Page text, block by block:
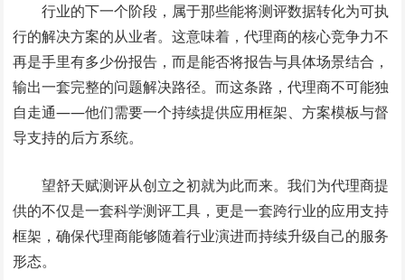
行业的下一个阶段，属于那些能将测评数据转化为可执
行的解决方案的从业者。这意味着，代理商的核心竞争力不
再是手里有多少份报告，而是能否将报告与具体场景结合，
输出一套完整的问题解决路径。而这条路，代理商不可能独
自走通——他们需要一个持续提供应用框架、方案模板与督
导支持的后方系统。
望舒天赋测评从创立之初就为此而来。我们为代理商提
供的不仅是一套科学测评工具，更是一套跨行业的应用支持
框架，确保代理商能够随着行业演进而持续升级自己的服务
形态。